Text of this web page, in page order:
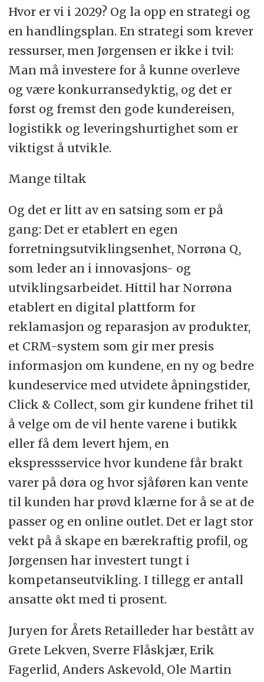
Hvor er vi i 2029? Og la opp en strategi og
en handlingsplan. En strategi som krever
ressurser, men Jørgensen er ikke i tvil:
Man må investere for å kunne overleve
og være konkurransedyktig, og det er
først og fremst den gode kundereisen,
logistikk og leveringshurtighet som er
viktigst å utvikle.
Mange tiltak
Og det er litt av en satsing som er på
gang: Det er etablert en egen
forretningsutviklingsenhet, Norrøna Q,
som leder an i innovasjons- og
utviklingsarbeidet. Hittil har Norrøna
etablert en digital plattform for
reklamasjon og reparasjon av produkter,
et CRM-system som gir mer presis
informasjon om kundene, en ny og bedre
kundeservice med utvidete åpningstider,
Click & Collect, som gir kundene frihet til
å velge om de vil hente varene i butikk
eller få dem levert hjem, en
ekspressservice hvor kundene får brakt
varer på døra og hvor sjåføren kan vente
til kunden har prøvd klærne for å se at de
passer og en online outlet. Det er lagt stor
vekt på å skape en bærekraftig profil, og
Jørgensen har investert tungt i
kompetanseutvikling. I tillegg er antall
ansatte økt med ti prosent.
Juryen for Årets Retailleder har bestått av
Grete Lekven, Sverre Flåskjær, Erik
Fagerlid, Anders Askevold, Ole Martin